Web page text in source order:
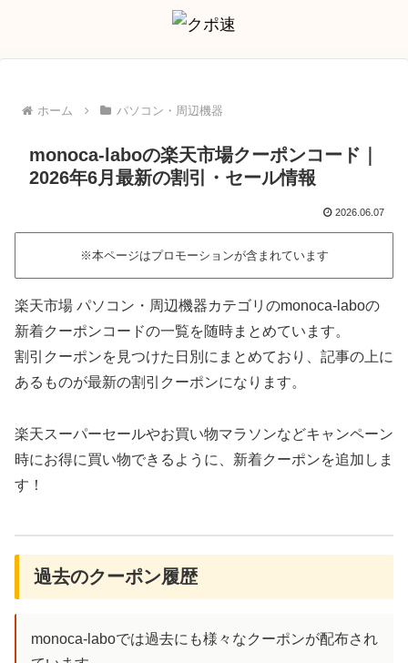
ホーム パソコン・周辺機器
monoca-laboの楽天市場クーポンコード｜
2026年6月最新の割引・セール情報
2026.06.07
※本ページはプロモーションが含まれています
楽天市場 パソコン・周辺機器カテゴリのmonoca-laboの
新着クーポンコードの一覧を随時まとめています。
割引クーポンを見つけた日別にまとめており、記事の上に
あるものが最新の割引クーポンになります。
楽天スーパーセールやお買い物マラソンなどキャンペーン
時にお得に買い物できるように、新着クーポンを追加しま
す！
過去のクーポン履歴
monoca-laboでは過去にも様々なクーポンが配布され